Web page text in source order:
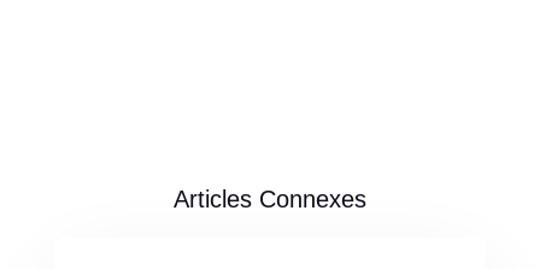
Articles Connexes